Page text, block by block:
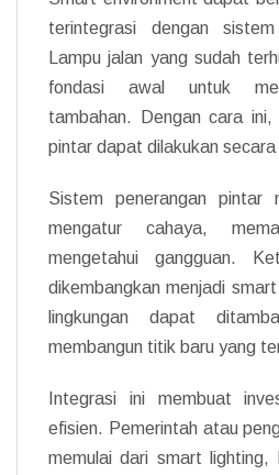
terintegrasi dengan
Lampu jalan yang sudah
fondasi awal untuk
tambahan. Dengan cara
pintar dapat dilakukan
Sistem penerangan pintar
mengatur cahaya,
mengetahui gangguan.
dikembangkan menjadi
lingkungan dapat
membangun titik baru yang
Integrasi ini membuat
efisien. Pemerintah atau
memulai dari smart lighting,